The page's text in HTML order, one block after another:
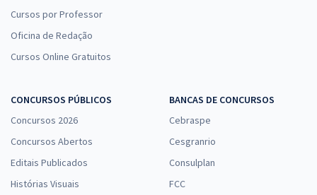
Cursos por Professor
Oficina de Redação
Cursos Online Gratuitos
CONCURSOS PÚBLICOS
Concursos 2026
Concursos Abertos
Editais Publicados
Histórias Visuais
BANCAS DE CONCURSOS
Cebraspe
Cesgranrio
Consulplan
FCC